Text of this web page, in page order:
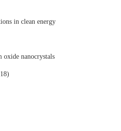
in clean energy
oxide nanocrystals